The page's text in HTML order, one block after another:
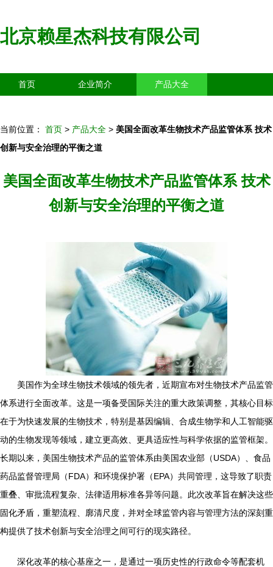
北京赖星杰科技有限公司
首页 企业简介 产品大全
当前位置： 首页 > 产品大全 > 美国全面改革生物技术产品监管体系 技术
创新与安全治理的平衡之道
美国全面改革生物技术产品监管体系 技术
创新与安全治理的平衡之道
美国作为全球生物技术领域的领先者，近期宣布对生物技术产品监管
体系进行全面改革。这是一项备受国际关注的重大政策调整，其核心目标
在于为快速发展的生物技术，特别是基因编辑、合成生物学和人工智能驱
动的生物发现等领域，建立更高效、更具适应性与科学依据的监管框架。
长期以来，美国生物技术产品的监管体系由美国农业部（USDA）、食品
药品监督管理局（FDA）和环境保护署（EPA）共同管理，这导致了职责
重叠、审批流程复杂、法律适用标准各异等问题。此次改革旨在解决这些
固化矛盾，重塑流程、廓清尺度，并对全球监管内容与管理方法的深刻重
构提供了技术创新与安全治理之间可行的现实路径。
深化改革的核心基座之一，是通过一项历史性的行政命令等配套机